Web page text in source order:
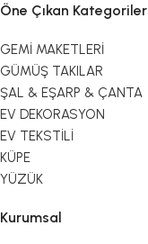
Öne Çıkan Kategoriler
GEMİ MAKETLERİ
GÜMÜŞ TAKILAR
ŞAL & EŞARP & ÇANTA
EV DEKORASYON
EV TEKSTİLİ
KÜPE
YÜZÜK
Kurumsal